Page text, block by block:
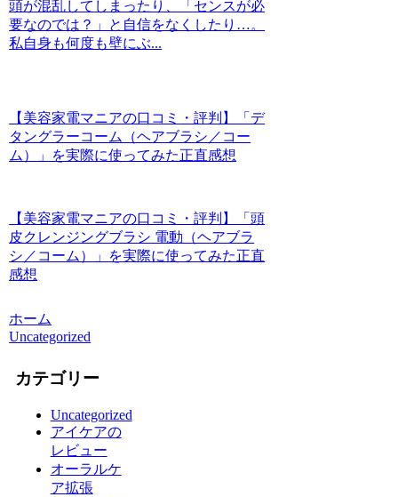
頭が混乱してしまったり、「センスが必
要なのでは？」と自信をなくしたり…。
私自身も何度も壁にぶ...
【美容家電マニアの口コミ・評判】「デ
タングラーコーム（ヘアブラシ／コー
ム）」を実際に使ってみた正直感想
【美容家電マニアの口コミ・評判】「頭
皮クレンジングブラシ 電動（ヘアブラ
シ／コーム）」を実際に使ってみた正直
感想
ホーム
Uncategorized
カテゴリー
Uncategorized
アイケアの
レビュー
オーラルケ
ア拡張